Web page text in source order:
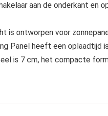
aan de onderkant en
is ontworpen voor
Panel heeft een oplaadtijd
is 7 cm, het compacte